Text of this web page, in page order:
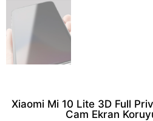
Xiaomi Mi 10 Lite 3D Full
Cam Ekran